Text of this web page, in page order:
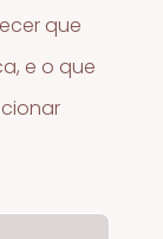
que
e o que